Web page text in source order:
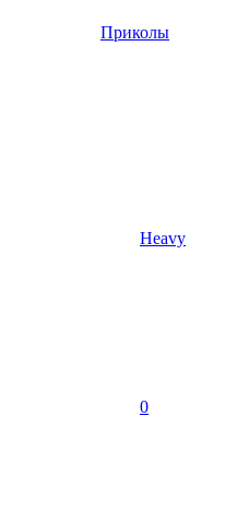
Приколы
Heavy
0